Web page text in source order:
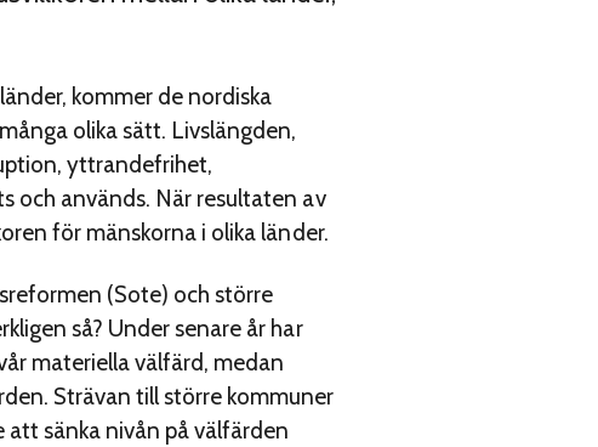
kommer de nordiska
olika sätt. Livslängden,
yttrandefrihet,
och används. När resultaten av
för mänskorna i olika länder.
(Sote) och större
så? Under senare år har
materiella välfärd, medan
Strävan till större kommuner
sänka nivån på välfärden